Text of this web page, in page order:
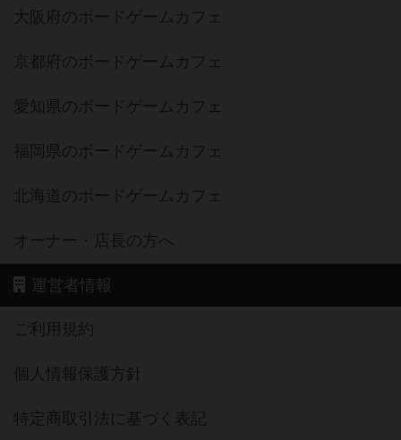
大阪府のボードゲームカフェ
京都府のボードゲームカフェ
愛知県のボードゲームカフェ
福岡県のボードゲームカフェ
北海道のボードゲームカフェ
オーナー・店長の方へ
運営者情報
ご利用規約
個人情報保護方針
特定商取引法に基づく表記